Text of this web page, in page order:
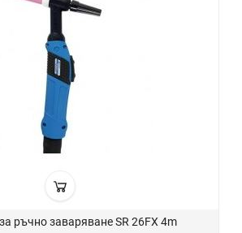
ръчно заваряване SR 26FX 4m